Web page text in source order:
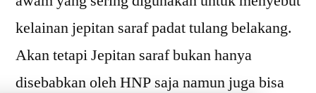
kelainan jepitan saraf padat tulang belakang.
Akan tetapi Jepitan saraf bukan hanya
disebabkan oleh HNP saja namun juga bisa